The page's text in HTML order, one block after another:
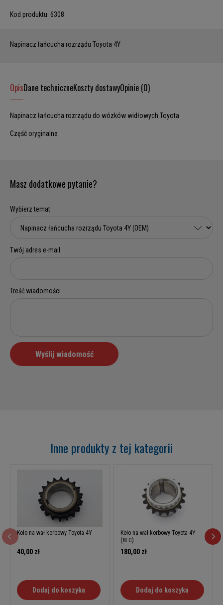
Kod produktu: 6308
Napinacz łańcucha rozrządu Toyota 4Y
OpisDane techniczneKoszty dostawyOpinie (0)
Napinacz łańcucha rozrządu do wózków widłowych Toyota
Część oryginalna
Masz dodatkowe pytanie?
Inne produkty z tej kategorii
Koło na wał korbowy Toyota 4Y
40,00 zł
Dodaj do koszyka
Koło na wał korbowy Toyota 4Y
(8FG)
180,00 zł
Dodaj do koszyka